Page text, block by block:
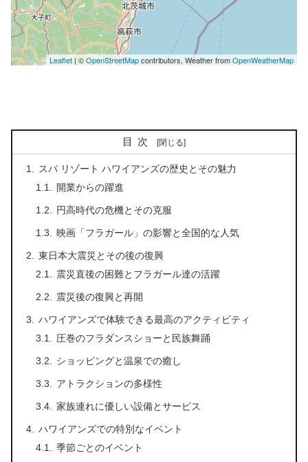
Leaflet| ©OpenStreetMapcontributors, Weather fromOpenWeatherMap
目次
スパ リゾート ハワイアンズの歴史とその魅力
開業からの躍進
円高時代の危機とその克服
映画「フラガール」の影響と全国的な人気
東日本大震災とその後の復興
震災直後の困難とフラガール達の活躍
震災後の復興と再開
ハワイアンズで体験できる最高のアクティビティ
圧巻のフラダンスショーと民族舞踊
ショッピングと温泉での癒し
アトラクションの多様性
家族連れに優しい設備とサービス
ハワイアンズでの特別なイベント
季節ごとのイベント